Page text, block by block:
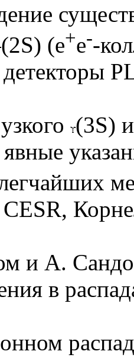
(2S) (e+e--
(3S)
CESR,
и А.
в